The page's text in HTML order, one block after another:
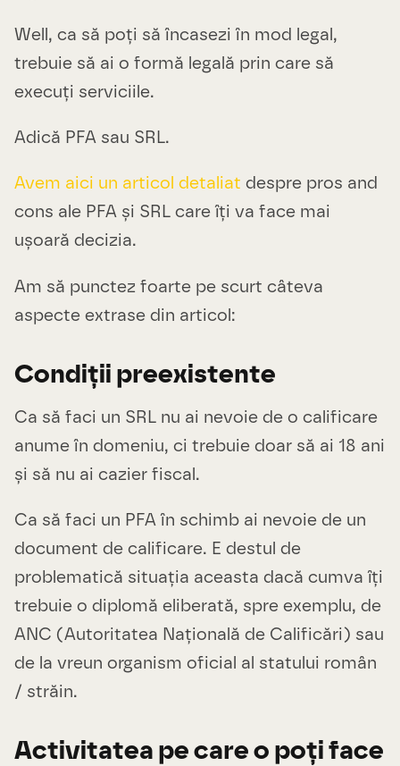
Well, ca să poți să încasezi în mod legal,
trebuie să ai o formă legală prin care să
execuți serviciile.
Adică PFA sau SRL.
Avem aici un articol detaliat despre pros and
cons ale PFA și SRL care îți va face mai
ușoară decizia.
Am să punctez foarte pe scurt câteva
aspecte extrase din articol:
Condiții preexistente
Ca să faci un SRL nu ai nevoie de o calificare
anume în domeniu, ci trebuie doar să ai 18 ani
și să nu ai cazier fiscal.
Ca să faci un PFA în schimb ai nevoie de un
document de calificare. E destul de
problematică situația aceasta dacă cumva îți
trebuie o diplomă eliberată, spre exemplu, de
ANC (Autoritatea Națională de Calificări) sau
de la vreun organism oficial al statului român
/ străin.
Activitatea pe care o poți face